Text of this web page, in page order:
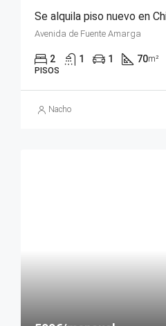
Se alquila piso nuevo en
Avenida de Fuente Amarga
2 1 1 70m²
PISOS
Nacho